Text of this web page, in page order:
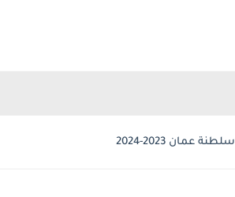
2023-2024